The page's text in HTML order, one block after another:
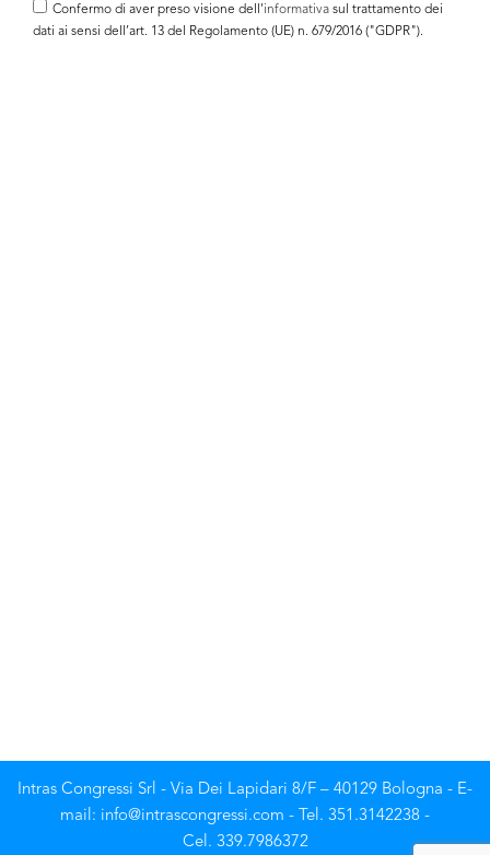
Confermo di aver preso visione dell'informativa sul trattamento dei
dati ai sensi dell’art. 13 del Regolamento (UE) n. 679/2016 ("GDPR").
Intras Congressi Srl - Via Dei Lapidari 8/F – 40129 Bologna - E-
mail: info@intrascongressi.com - Tel. 351.3142238 -
Cel. 339.7986372